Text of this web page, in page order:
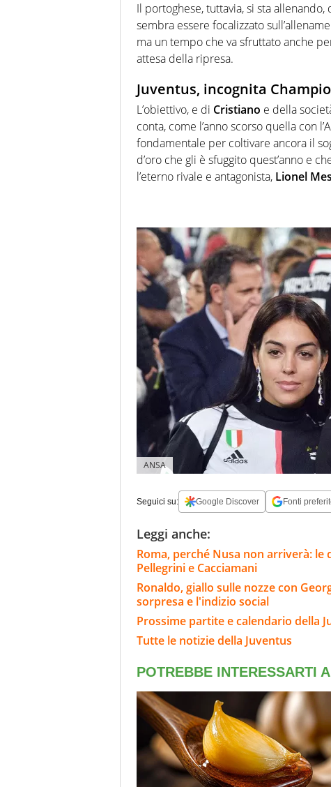
Il portoghese, tuttavia, si sta
sembra essere focalizzato
ma un tempo che va sfruttato anche
attesa della ripresa.
Juventus, incognita
L’obiettivo, e di Cristiano e della
conta, come l’anno scorso quella con
fondamentale per coltivare ancora il
d’oro che gli è sfuggito quest’anno e
l’eterno rivale e antagonista, Lionel
ANSA
Seguici su: Google Discover Fonti
Leggi anche:
Roma, perché Nusa non arriverà:
Pellegrini e Cacciamani
Ronaldo, giallo sulle nozze con
sorpresa e l'indizio social
Prossime partite e calendario della
Tutte le notizie della Juventus